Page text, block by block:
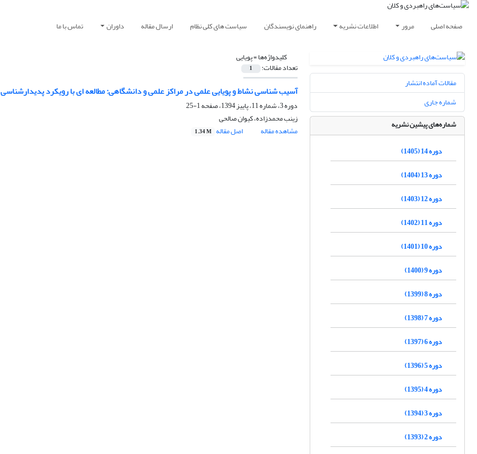
صفحه اصلی مرور اطلاعات نشریه راهنمای نویسندگان سیاست های کلی نظام ارسال مقاله داوران تماس با ما
کلیدواژه‌ها =پویایی
تعداد مقالات: 1
آسیب شناسی نشاط و پویایی علمی در مراکز علمی و دانشگاهی: مطالعه ای با رویکرد پدیدارشناسی
دوره 3، شماره 11، پاییز 1394، صفحه
1-25
زینب محمدزاده، کیوان صالحی
مشاهده مقاله
اصل مقاله 1.34 M
مقالات آماده انتشار
شماره جاری
شماره‌های پیشین نشریه
دوره 14 (1405)
دوره 13 (1404)
دوره 12 (1403)
دوره 11 (1402)
دوره 10 (1401)
دوره 9 (1400)
دوره 8 (1399)
دوره 7 (1398)
دوره 6 (1397)
دوره 5 (1396)
دوره 4 (1395)
دوره 3 (1394)
دوره 2 (1393)